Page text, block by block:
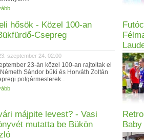
hősök - Közel 100-an
Csepreg
szeptember 24. 02:00
23-án közel 100-an rajtoltak el
Sándor büki és Horváth Zoltán
polgármesterek...
májpite levest? - Vasi
mutatta be Bükön